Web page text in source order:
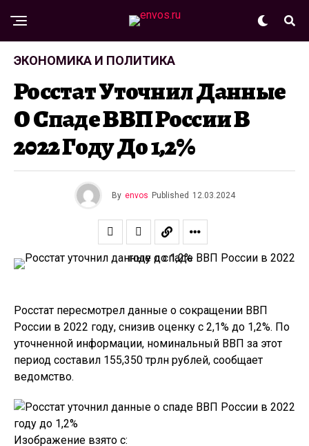
ЭКОНОМИКА И ПОЛИТИКА
Росстат Уточнил Данные
О Спаде ВВП России В
2022 Году До 1,2%
By envos Published 12.03.2024
Росстат пересмотрел данные о сокращении ВВП
России в 2022 году, снизив оценку с 2,1% до 1,2%. По
уточненной информации, номинальный ВВП за этот
период составил 155,350 трлн рублей, сообщает
ведомство.
Изображение взято с: